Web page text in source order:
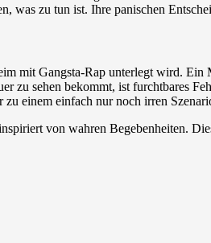
was zu tun ist. Ihre panischen
mit Gangsta-Rap unterlegt wird.
zu sehen bekommt, ist furchtbares
einem einfach nur noch irren
von wahren Begebenheiten.